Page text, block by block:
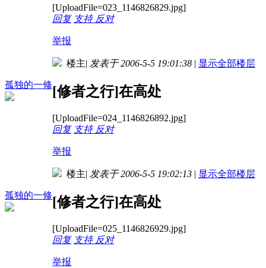
[UploadFile=023_1146826829.jpg]
回复 支持 反对
举报
孤独的一修
楼主| 发表于 2006-5-5 19:01:38 | 显示全部楼层
[修者之行]在高处
[UploadFile=024_1146826892.jpg]
回复 支持 反对
举报
孤独的一修
楼主| 发表于 2006-5-5 19:02:13 | 显示全部楼层
[修者之行]在高处
[UploadFile=025_1146826929.jpg]
回复 支持 反对
举报